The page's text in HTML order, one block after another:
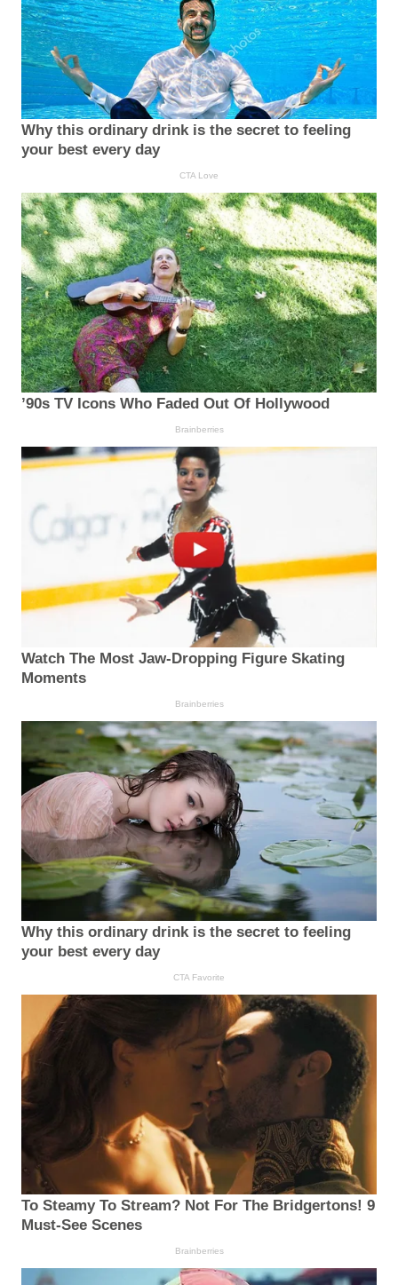
Why this ordinary drink is the secret to feeling
your best every day
CTA Love
’90s TV Icons Who Faded Out Of Hollywood
Brainberries
Watch The Most Jaw‑Dropping Figure Skating
Moments
Brainberries
Why this ordinary drink is the secret to feeling
your best every day
CTA Favorite
To Steamy To Stream? Not For The Bridgertons! 9
Must-See Scenes
Brainberries